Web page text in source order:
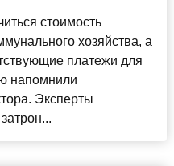
стоимость
хозяйства, а
платежи для
напомнили
Эксперты